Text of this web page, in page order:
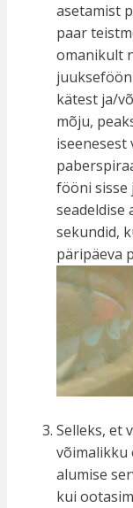
asetamist
paar
omanikult
kätest ja/
mõju,
iseenesest
fööni sisse
seadeldise
sekundid,
päripäeva
Selleks, et
võimalikku
alumise
kui